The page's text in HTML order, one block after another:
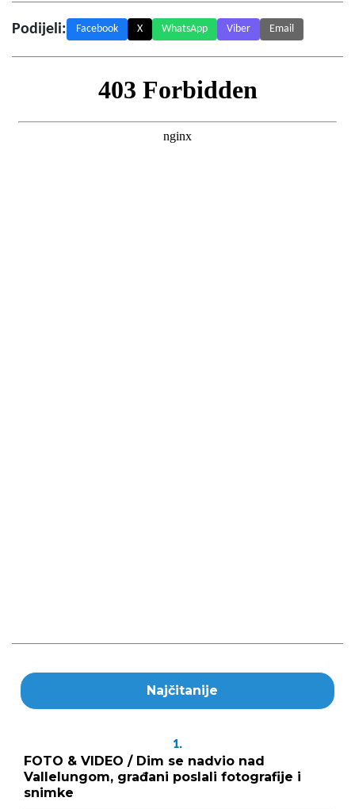
Podijeli: Facebook X WhatsApp Viber Email
Najčitanije
1.
FOTO & VIDEO / Dim se nadvio nad
Vallelungom, građani poslali fotografije i
snimke